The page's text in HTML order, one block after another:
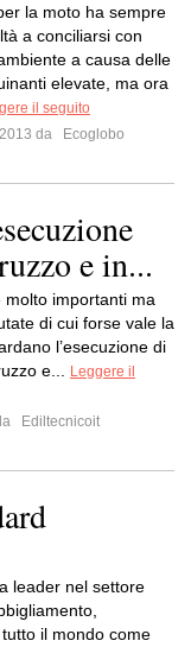
la moto ha sempre
a conciliarsi con
a causa delle
elevate, ma ora
il seguito
da
Ecoglobo
e in...
importanti ma
di cui forse vale la
l’esecuzione di
e...
Leggere il
Ediltecnicoit
leader nel settore
il mondo come